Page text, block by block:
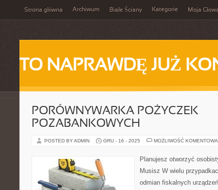
Strona główna Archiwum Białe Ściany Kategorie Moja
TO NAPRAWDĘ JUŻ
PORÓWNYWARKA POŻYCZEK
POZABANKOWYCH
POSTED BY ADMIN GRU - 16 - 2025 MOŻLIWOŚĆ
Planujesz otworzyć
Musisz W wielu
odmian fiskalnych